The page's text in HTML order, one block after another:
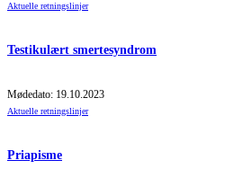
Aktuelle retningslinjer
Testikulært smertesyndrom
Mødedato: 19.10.2023
Aktuelle retningslinjer
Priapisme